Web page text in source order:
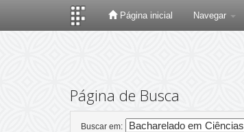
Página inicial Navegar
Página de Busca
Buscar em: